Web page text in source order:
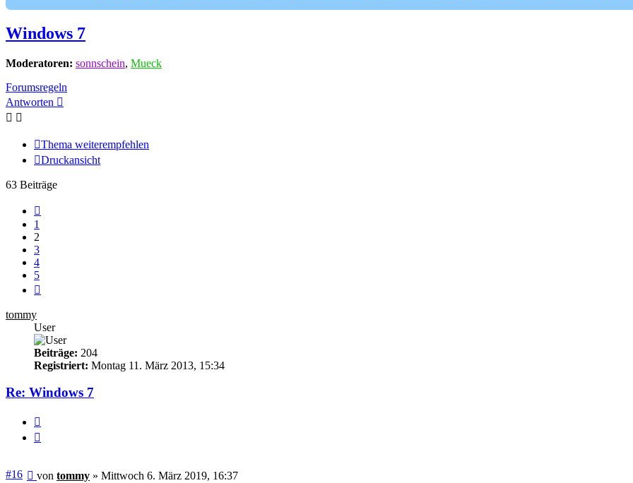
Windows 7
Moderatoren: sonnschein, Mueck
Forumsregeln
Antworten
Thema weiterempfehlen
Druckansicht
63 Beiträge
1
2
3
4
5
tommy
User
Beiträge: 204
Registriert: Montag 11. März 2013, 15:34
Re: Windows 7
#16 Beitrag
von tommy » Mittwoch 6. März 2019, 16:37